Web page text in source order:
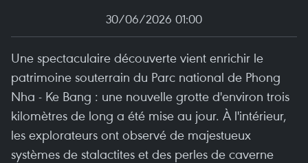
30/06/2026 01:00
Une spectaculaire découverte vient enrichir le
patrimoine souterrain du Parc national de Phong
Nha - Ke Bang : une nouvelle grotte d'environ trois
kilomètres de long a été mise au jour. À l'intérieur,
les explorateurs ont observé de majestueux
systèmes de stalactites et des perles de caverne